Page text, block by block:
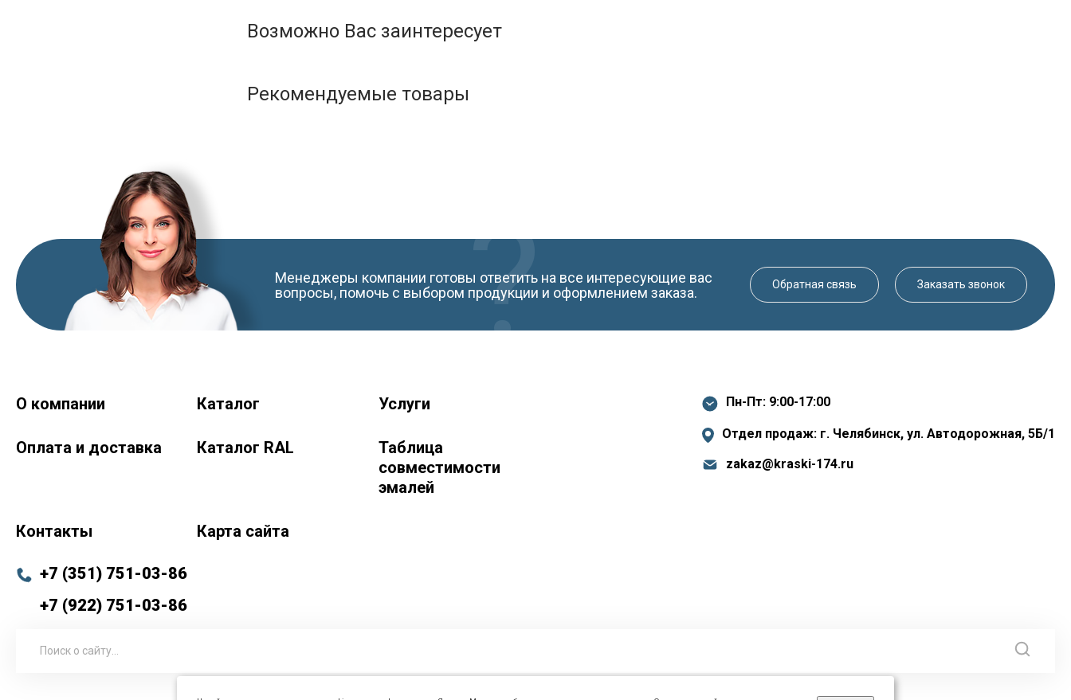
Возможно Вас заинтересует
Рекомендуемые товары
Менеджеры компании готовы ответить на все интересующие вас
вопросы, помочь с выбором продукции и оформлением заказа.
Обратная связь Заказать звонок
Краски-174.рф
ул. Труда, д. 187 к.2
О компании Каталог Услуги
Оплата и доставка Каталог RAL
Таблица
совместимости
эмалей
Контакты Карта сайта
Пн-Пт: 9:00-17:00
Отдел продаж: г. Челябинск, ул. Автодорожная, 5Б/1
zakaz@kraski-174.ru
+7 (351) 751-03-86
+7 (922) 751-03-86